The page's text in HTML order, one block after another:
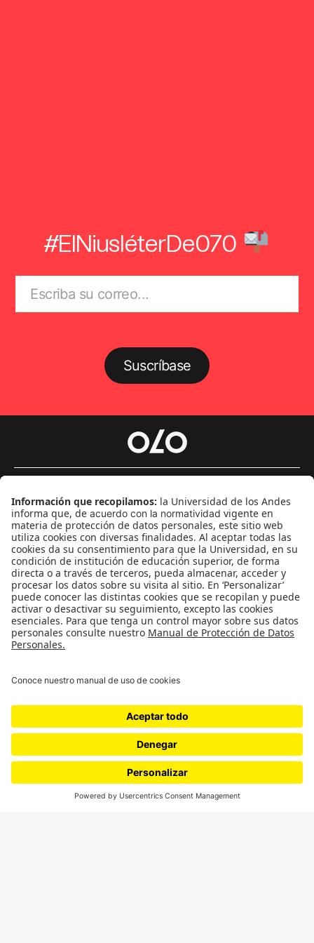
#ElNiusléterDe070
Suscríbase
Género
Política
Cultura
Medio ambiente
Medios y periodismo
Ciudad
Movilización social
Ediciones especiales
Proyectos 070